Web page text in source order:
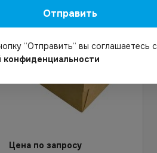
Цена по запросу
Отправить
“Отправить“ вы соглашаетесь с
конфиденциальности